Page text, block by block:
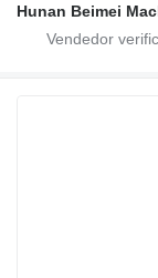
Hunan Beimei